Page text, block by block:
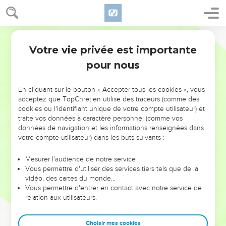
NE MANQUEZ PAS L’ÉVÉNEMENT
DE L’ANNÉE !
ET SI LEURS ERREURS POUVAIENT VOUS ÉVITER LES
VOTRES ?
leur foi ou leur vision. Mais on voit moins les doutes, les erreurs
et les saisons difficiles qu'ils ont traversés, alors même que ce
sont elles qui les ont façonnés.
Dans cette conférence, leaders, entrepreneurs, et responsables
clés pour avancer avec plus de sagesse afin que leurs erreurs
Votre vie privée est importante
pour nous
En cliquant sur le bouton « Accepter tous les cookies », vous
acceptez que TopChrétien utilise des traceurs (comme des
cookies ou l'identifiant unique de votre compte utilisateur) et
traite vos données à caractère personnel (comme vos
données de navigation et les informations renseignées dans
votre compte utilisateur) dans les buts suivants :
Mesurer l'audience de notre service
Vous permettre d'utiliser des services tiers tels que de la
vidéo, des cartes du monde…
Vous permettre d'entrer en contact avec notre service de
relation aux utilisateurs.
Choisir mes cookies